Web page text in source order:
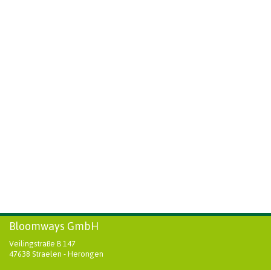
Bloomways GmbH
Veilingstraße B 147
47638 Straelen - Herongen